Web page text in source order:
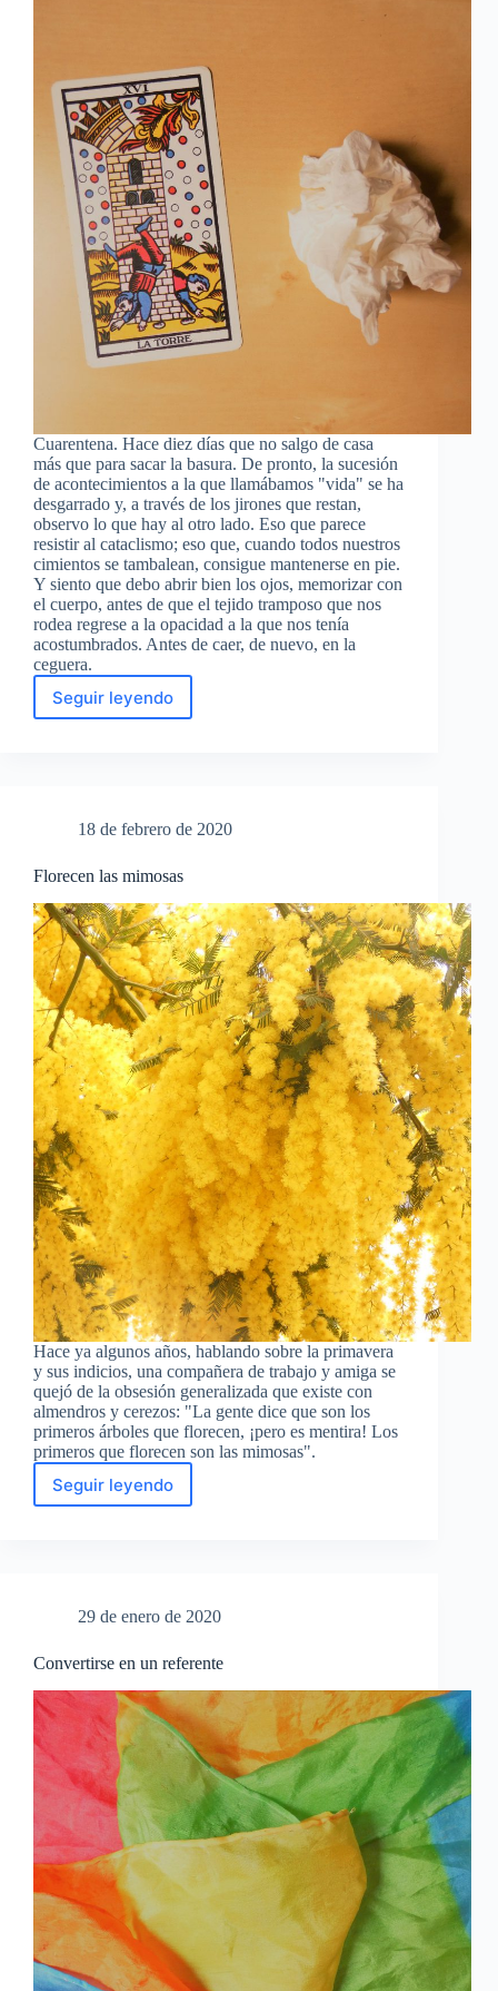
Cuarentena. Hace diez días que no salgo de casa
más que para sacar la basura. De pronto, la sucesión
de acontecimientos a la que llamábamos "vida" se ha
desgarrado y, a través de los jirones que restan,
observo lo que hay al otro lado. Eso que parece
resistir al cataclismo; eso que, cuando todos nuestros
cimientos se tambalean, consigue mantenerse en pie.
Y siento que debo abrir bien los ojos, memorizar con
el cuerpo, antes de que el tejido tramposo que nos
rodea regrese a la opacidad a la que nos tenía
acostumbrados. Antes de caer, de nuevo, en la
ceguera.
Seguir leyendo
La
18 de febrero de 2020
Florecen las mimosas
Hace ya algunos años, hablando sobre la primavera
y sus indicios, una compañera de trabajo y amiga se
quejó de la obsesión generalizada que existe con
almendros y cerezos: "La gente dice que son los
primeros árboles que florecen, ¡pero es mentira! Los
primeros que florecen son las mimosas".
Seguir leyendo
Florecen
29 de enero de 2020
Convertirse en un referente